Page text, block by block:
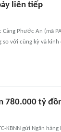
liên tiếp
Phước An (mã
với cùng kỳ và
780.000 tỷ
KBNN gửi Ngân